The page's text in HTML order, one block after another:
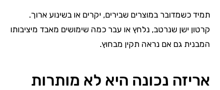
תמיד כשמדובר במוצרים שבירים, יקרים או בשינוע ארוך.
קרטון ישן שנרטב, נלחץ או עבר כמה שימושים מאבד מיציבותו
המבנית גם אם נראה תקין מבחוץ.
אריזה נכונה היא לא מותרות